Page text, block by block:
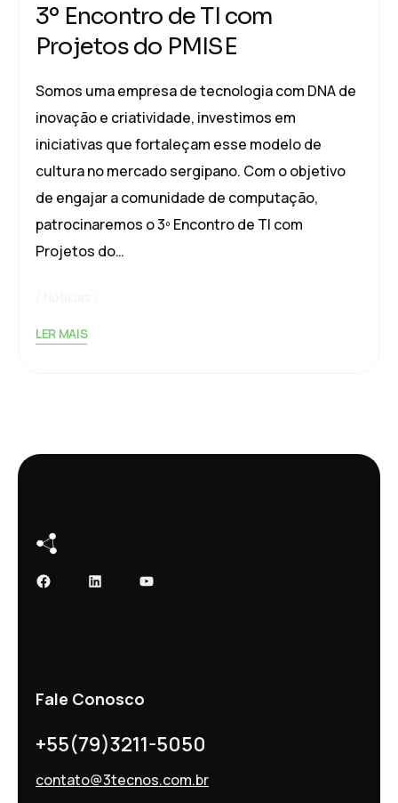
3º Encontro de TI com
Projetos do PMISE
Somos uma empresa de tecnologia com DNA de
inovação e criatividade, investimos em
iniciativas que fortaleçam esse modelo de
cultura no mercado sergipano. Com o objetivo
de engajar a comunidade de computação,
patrocinaremos o 3º Encontro de TI com
Projetos do…
LER MAIS
FacebookLinkedInYoutube
Fale Conosco
+55(79)3211-5050
contato@3tecnos.com.br